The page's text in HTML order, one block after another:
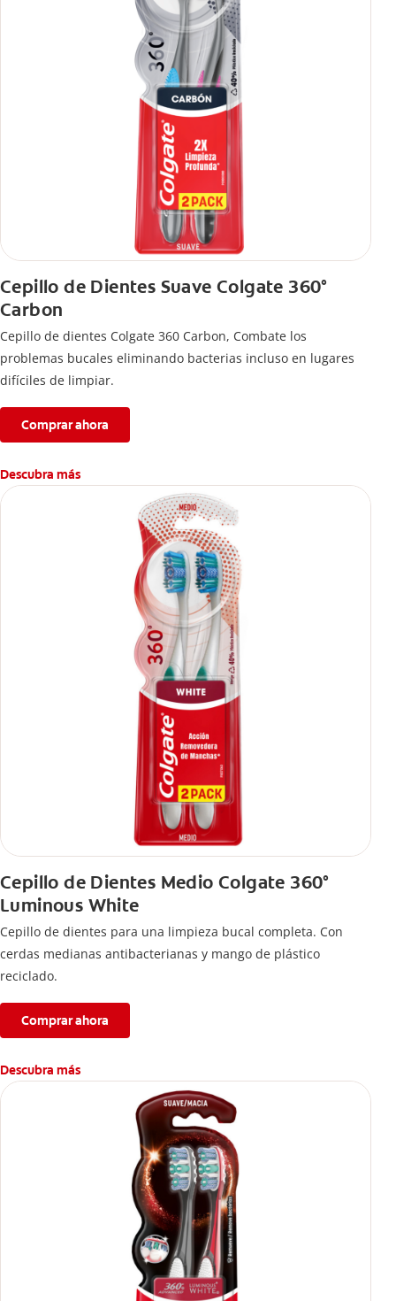
Cepillo de Dientes Suave Colgate 360°
Carbon
Cepillo de dientes Colgate 360 ​​Carbon, Combate los
problemas bucales eliminando bacterias incluso en lugares
difíciles de limpiar.
Comprar ahora
Descubra más
Cepillo de Dientes Medio Colgate 360°
Luminous White
Cepillo de dientes para una limpieza bucal completa. Con
cerdas medianas antibacterianas y mango de plástico
reciclado.
Comprar ahora
Descubra más